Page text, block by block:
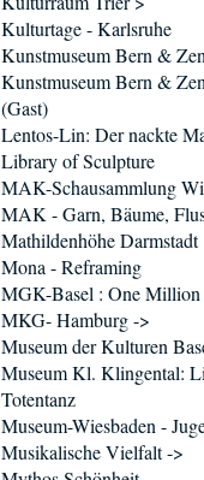
Kulturtage - Karlsruhe
Kunstmuseum Bern &
Kunstmuseum Bern &
(Gast)
Lentos-Lin: Der nackte
Library of Sculpture
MAK-Schausammlung
MAK - Garn, Bäume,
Mathildenhöhe Darmstadt
Mona - Reframing
MGK-Basel : One Million
MKG- Hamburg ->
Museum der Kulturen
Museum Kl. Klingental:
Totentanz
Museum-Wiesbaden -
Musikalische Vielfalt ->